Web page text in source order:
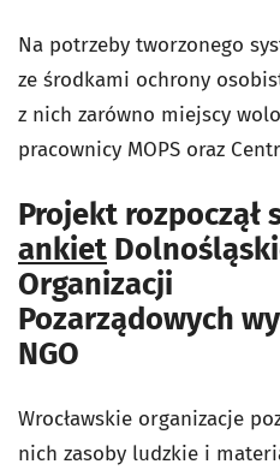
Na potrzeby tworzonego
ze środkami ochrony
z nich zarówno miejscy
pracownicy MOPS oraz
Projekt rozpoczął
ankiet
Organizacji
Pozarządowych
NGO
Wrocławskie organizacje
nich zasoby ludzkie i